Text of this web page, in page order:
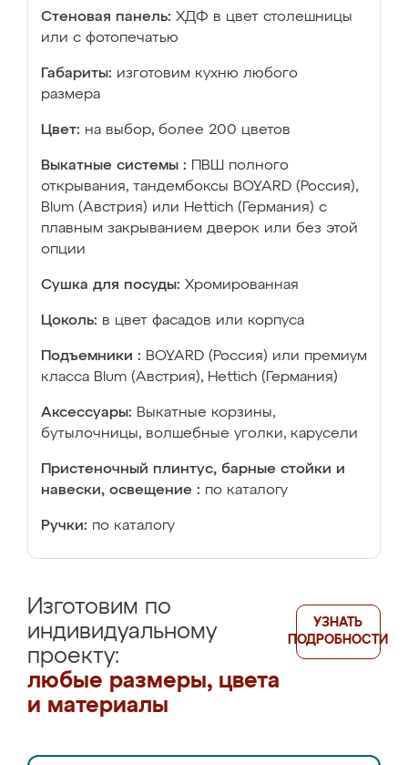
Стеновая панель: ХДФ в цвет столешницы
или с фотопечатью
Габариты: изготовим кухню любого
размера
Цвет: на выбор, более 200 цветов
Выкатные системы :
ПВШ полного
открывания, тандембоксы BOYARD (Россия),
Blum (Австрия) или Hettich (Германия) с
плавным закрыванием дверок или без этой
опции
Сушка для посуды: Хромированная
Цоколь: в цвет фасадов или корпуса
Подъемники : BOYARD (Россия) или премиум
класса Blum (Австрия), Hettich (Германия)
Аксессуары: Выкатные корзины,
бутылочницы, волшебные уголки, карусели
Пристеночный плинтус, барные стойки и
навески, освещение : по каталогу
Ручки: по каталогу
Изготовим по
индивидуальному
проекту:
любые размеры, цвета
и материалы
УЗНАТЬ
ПОДРОБНОСТИ